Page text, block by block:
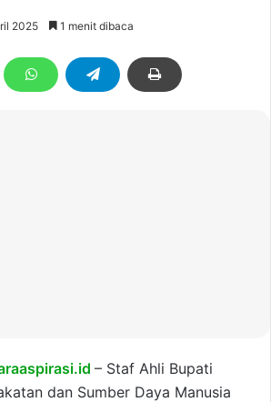
2025 1 menit dibaca
– Staf Ahli Bupati
dan Sumber Daya Manusia